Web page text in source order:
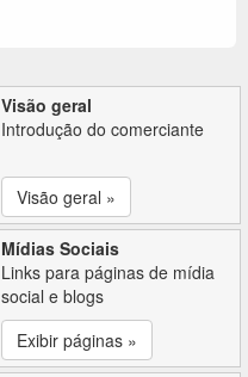
Visão geral
Introdução do comerciante
Visão geral »
Mídias Sociais
Links para páginas de mídia
social e blogs
Exibir páginas »